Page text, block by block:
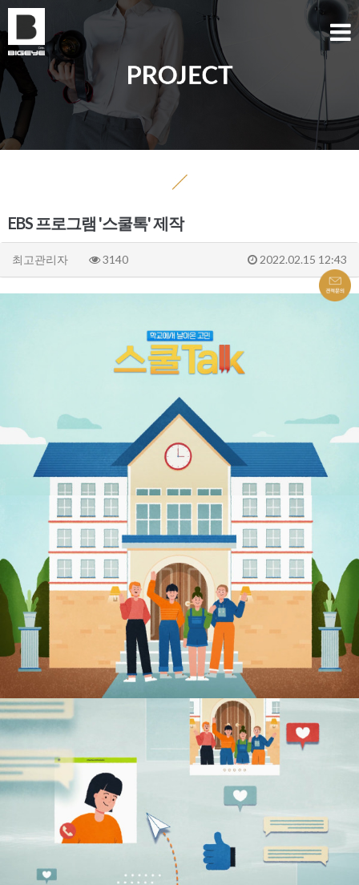
EBS 프로그램 '스쿨톡' 제작
최고관리자 3140 2022.02.15 12:43